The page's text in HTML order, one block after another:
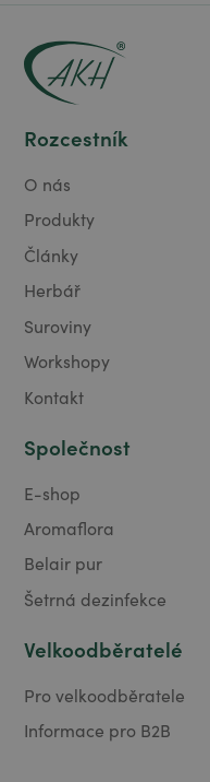
Rozcestník
O nás
Produkty
Články
Herbář
Suroviny
Workshopy
Kontakt
Společnost
E-shop
Aromaflora
Belair pur
Šetrná dezinfekce
Velkoodběratelé
Pro velkoodběratele
Informace pro B2B